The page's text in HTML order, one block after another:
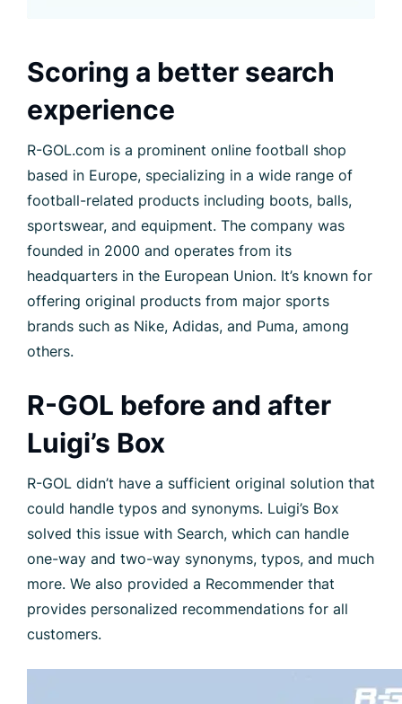
Scoring a better search
experience
R-GOL.com is a prominent online football shop
based in Europe, specializing in a wide range of
football-related products including boots, balls,
sportswear, and equipment. The company was
founded in 2000 and operates from its
headquarters in the European Union. It’s known for
offering original products from major sports
brands such as Nike, Adidas, and Puma, among
others.
R-GOL before and after
Luigi’s Box
R-GOL didn’t have a sufficient original solution that
could handle typos and synonyms. Luigi’s Box
solved this issue with Search, which can handle
one-way and two-way synonyms, typos, and much
more. We also provided a Recommender that
provides personalized recommendations for all
customers.